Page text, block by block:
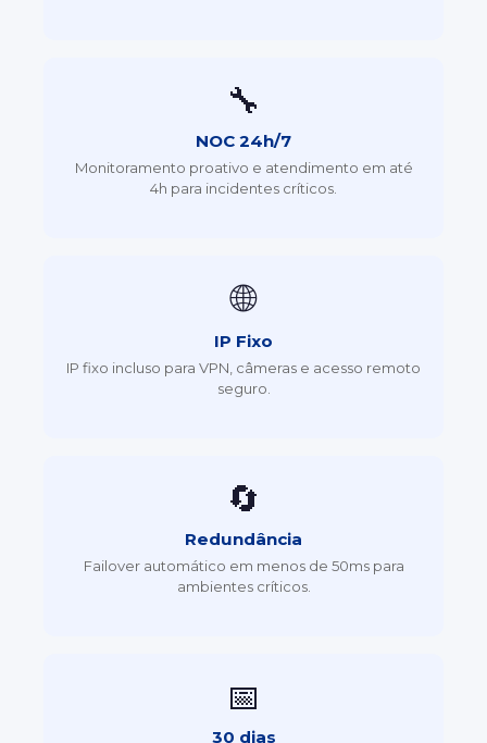
🔧
NOC 24h/7
Monitoramento proativo e atendimento em até
4h para incidentes críticos.
🌐
IP Fixo
IP fixo incluso para VPN, câmeras e acesso remoto
seguro.
🔄
Redundância
Failover automático em menos de 50ms para
ambientes críticos.
📅
30 dias